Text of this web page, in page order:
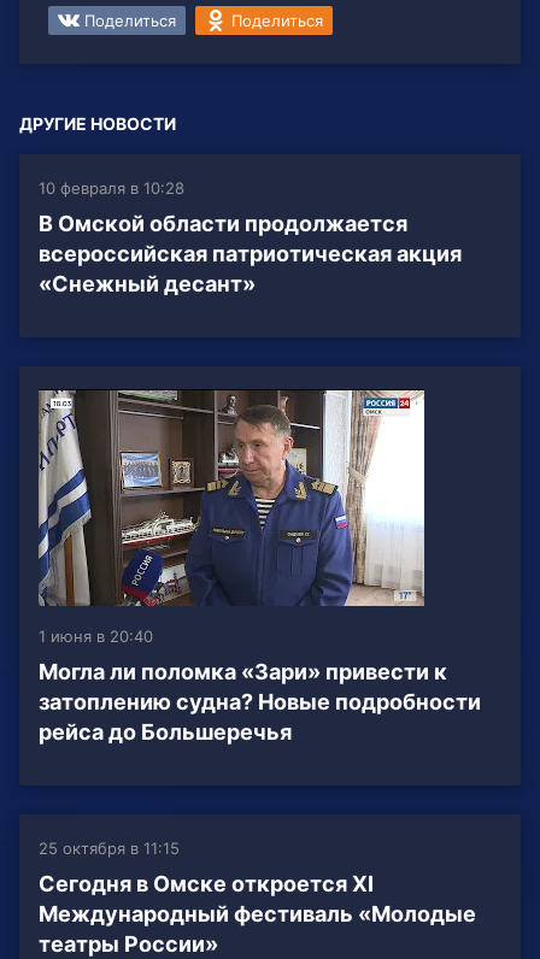
Поделиться Поделиться
ДРУГИЕ НОВОСТИ
10 февраля в 10:28
В Омской области продолжается
всероссийская патриотическая акция
«Снежный десант»
1 июня в 20:40
Могла ли поломка «Зари» привести к
затоплению судна? Новые подробности
рейса до Большеречья
25 октября в 11:15
Сегодня в Омске откроется XI
Международный фестиваль «Молодые
театры России»